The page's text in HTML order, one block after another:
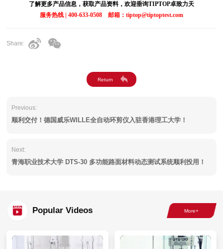
了解更多产品信息，获取产品资料，欢迎垂询TIPTOP卓致力天
服务热线 | 400-633-0508 邮箱：tiptop@tiptoptest.com
Share:
Previous:
顺利交付！德国威乐WILLE全自动环剪仪入驻香港理工大学！
Next:
青海职业技术大学 DTS-30 多功能路面材料动态测试系统顺利投用！
Popular Videos